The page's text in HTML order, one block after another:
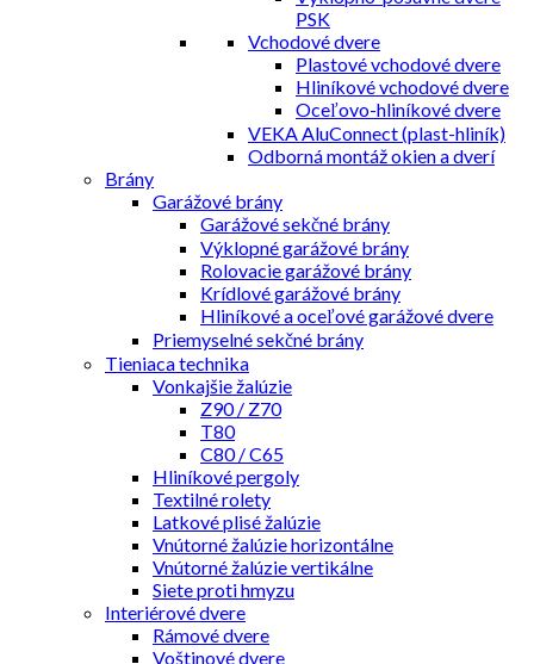
PSK
Vchodové dvere
Plastové vchodové dvere
Hliníkové vchodové dvere
Oceľovo-hliníkové dvere
VEKA AluConnect (plast-hliník)
Odborná montáž okien a dverí
Brány
Garážové brány
Garážové sekčné brány
Výklopné garážové brány
Rolovacie garážové brány
Krídlové garážové brány
Hliníkové a oceľové garážové dvere
Priemyselné sekčné brány
Tieniaca technika
Vonkajšie žalúzie
Z90 / Z70
T80
C80 / C65
Hliníkové pergoly
Textilné rolety
Latkové plisé žalúzie
Vnútorné žalúzie horizontálne
Vnútorné žalúzie vertikálne
Siete proti hmyzu
Interiérové dvere
Rámové dvere
Voštinové dvere